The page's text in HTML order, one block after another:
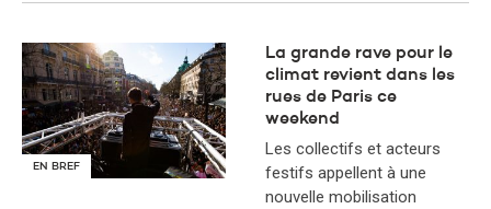
EN BREF
La grande rave pour le
climat revient dans les
rues de Paris ce
weekend
Les collectifs et acteurs
festifs appellent à une
nouvelle mobilisation